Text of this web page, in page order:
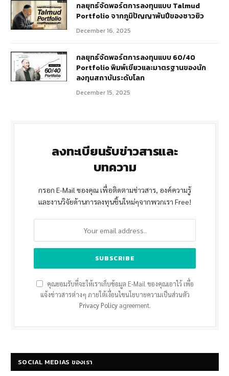
กลยุทธ์จัดพอร์ตการลงทุนแบบ Talmud
Portfolio จากภูมิปัญญาพันปีของชาวยิว
December 16, 2025
กลยุทธ์จัดพอร์ตการลงทุนแบบ 60/40
Portfolio พิมพ์เขียวและมาตรฐานของนัก
ลงทุนสถาบันระดับโลก
December 15, 2025
ลงทะเบียนรับข่าวสารและ
บทความ
กรอก E-Mail ของคุณ เพื่อติดตามข่าวสาร, องค์ความรู้
และงานวิจัยด้านการลงทุนชิ้นใหม่ๆจากพวกเรา Free!
คุณยอมรับที่จะให้เราเก็บข้อมูล E-Mail ของคุณเอาไว้ เพื่อ
แจ้งข่าวสารต่างๆ ภายใต้เงื่อนไขนโยบายความเป็นส่วนตัว
Privacy Policyagreement.
SOCIAL MEDIAS ของเรา